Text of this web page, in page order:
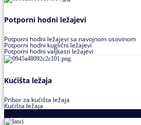
Potporni hodni ležajevi
Potporni hodni ležajevi sa navojnom osovinom
Potporni hodni kuglični ležajevi
Potporni hodni valjkasti ležajevi
Kućišta ležaja
Pribor za kućišta ležaja
Kućišta ležaja